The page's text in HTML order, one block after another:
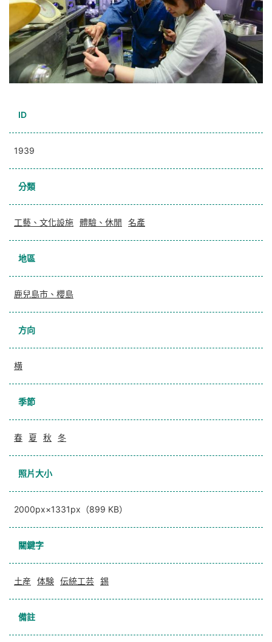
ID
1939
分類
工藝、文化設施 體驗、休閒 名產
地區
鹿兒島市、櫻島
方向
横
季節
春 夏 秋 冬
照片大小
2000px×1331px（899 KB）
關鍵字
土産 体験 伝統工芸 錫
備註